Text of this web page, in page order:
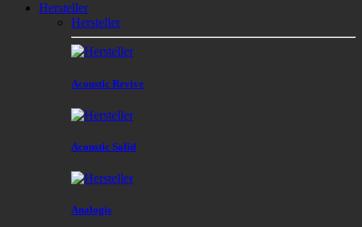
Hersteller
Hersteller
Acoustic Revive
Acoustic Solid
Analogis